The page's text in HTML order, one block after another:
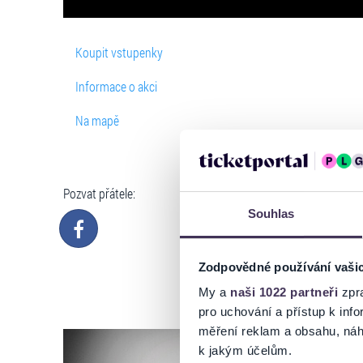
Souhlas
Zodpovědné používání
My a naši 1022 partneři
pro uchování a přístup k
měření reklam a obsahu,
k jakým účelům.
Koupit vstupenky
Informace o akci
Na mapě
Pozvat přátele: